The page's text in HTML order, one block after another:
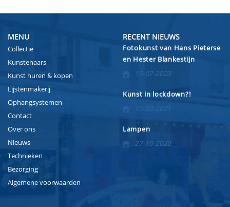
MENU
Collectie
Kunstenaars
Kunst huren & kopen
Lijstenmakerij
Ophangsystemen
Contact
Over ons
Nieuws
Technieken
Bezorging
Algemene voorwaarden
RECENT NIEUWS
Fotokunst van Hans Pieterse
en Hester Blankestijn
15-07-2023
Kunst in lockdown?!
15-03-2021
Lampen
27-10-2020